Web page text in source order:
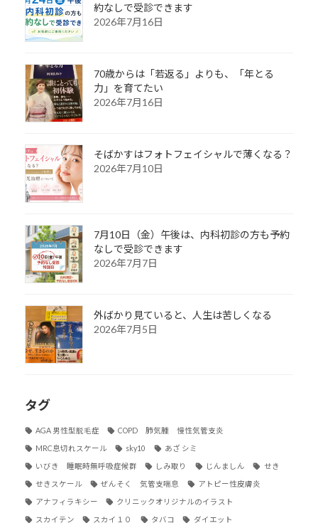
約なしで受診できます
2026年7月16日
70歳からは「若返る」よりも、「年とる
力」を育てたい
2026年7月16日
そばかすはフォトフェイシャルで薄くなる？
2026年7月10日
7月10日（金）午後は、内科初診の方も予約
なしで受診できます
2026年7月7日
外ばかり見ていると、人生は苦しくなる
2026年7月5日
タグ
AGA 男性型脱毛症 COPD 肺気腫 慢性気管支炎
MRC息切れスケール sky10 あざ シミ
いびき 睡眠時無呼吸症候群 しみ取り じんましん せき
せきスケール ぜんそく 気管支喘息 アトピー性皮膚炎
アナフィラキシー クリニックオリジナルのイラスト
スカイテン スカイ１０ タバコ ダイエット